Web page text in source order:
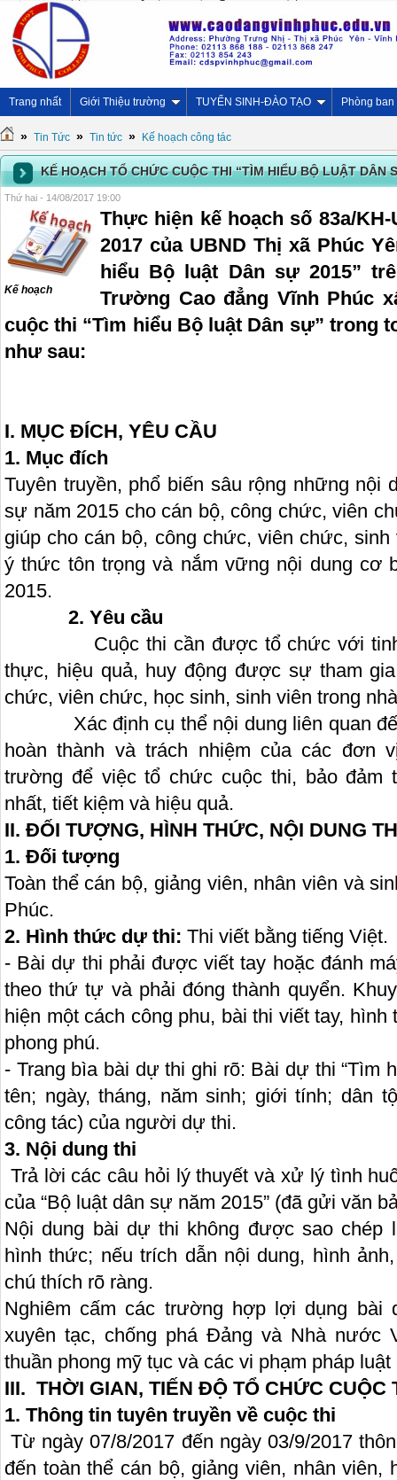
Trang nhất Giới Thiệu trường TUYỂN SINH-ĐÀO TẠO Phòng ban
» Tin Tức » Tin tức » Kế hoạch công tác
KẾ HOẠCH TỔ CHỨC CUỘC THI “TÌM HIỂU BỘ LUẬT DÂN
Thứ hai - 14/08/2017 19:00
Kế hoạch
Thực hiện kế hoạch số 83a/
2017 của UBND Thị xã Phúc
hiểu Bộ luật Dân sự 2015”
Trường Cao đẳng Vĩnh Phúc
cuộc thi “Tìm hiểu Bộ luật Dân sự” trong
như sau:
I. MỤC ĐÍCH, YÊU CẦU
1. Mục đích
Tuyên truyền, phổ biến sâu rộng những nội
sự năm 2015 cho cán bộ, công chức, viên
giúp cho cán bộ, công chức, viên chức,
ý thức tôn trọng và nắm vững nội dung cơ
2015.
2. Yêu cầu
Cuộc thi cần được tổ chức với tinh
thực, hiệu quả, huy động được sự tham
chức, viên chức, học sinh, sinh viên trong
Xác định cụ thể nội dung liên quan đến
hoàn thành và trách nhiệm của các đơn
trường để việc tổ chức cuộc thi, bảo đảm
nhất, tiết kiệm và hiệu quả.
II. ĐỐI TƯỢNG, HÌNH THỨC, NỘI DUNG
1. Đối tượng
Toàn thể cán bộ, giảng viên, nhân viên và
Phúc.
2. Hình thức dự thi: Thi viết bằng tiếng Việt.
- Bài dự thi phải được viết tay hoặc đánh
theo thứ tự và phải đóng thành quyển.
hiện một cách công phu, bài thi viết tay,
phong phú.
- Trang bìa bài dự thi ghi rõ: Bài dự thi “Tìm
tên; ngày, tháng, năm sinh; giới tính; dân
công tác) của người dự thi.
3. Nội dung thi
Trả lời các câu hỏi lý thuyết và xử lý tình
của “Bộ luật dân sự năm 2015” (đã gửi văn
Nội dung bài dự thi không được sao
hình thức; nếu trích dẫn nội dung, hình
chú thích rõ ràng.
Nghiêm cấm các trường hợp lợi dụng bài
xuyên tạc, chống phá Đảng và Nhà nước
thuần phong mỹ tục và các vi phạm pháp luật
III. THỜI GIAN, TIẾN ĐỘ TỔ CHỨC CUỘC
1. Thông tin tuyên truyền về cuộc thi
Từ ngày 07/8/2017 đến ngày 03/9/2017
đến toàn thể cán bộ, giảng viên, nhân viên,